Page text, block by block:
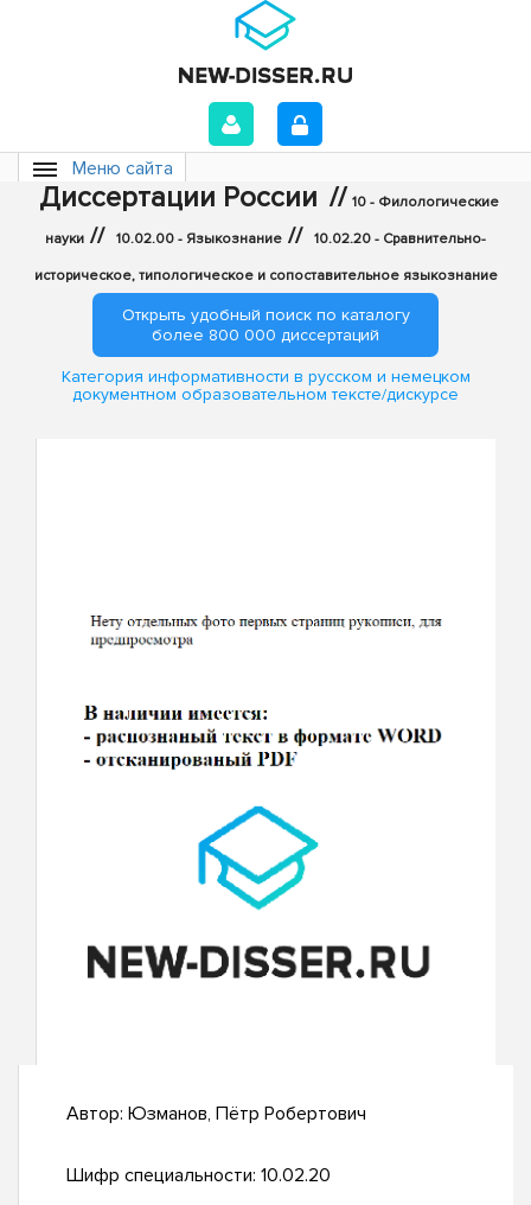
Меню сайта
Диссертации России // 10 - Филологические
науки // 10.02.00 - Языкознание // 10.02.20 - Сравнительно-
историческое, типологическое и сопоставительное языкознание
Открыть удобный поиск по каталогу
более 800 000 диссертаций
Категория информативности в русском и немецком
документном образовательном тексте/дискурсе
Автор: Юзманов, Пётр Робертович
Шифр специальности: 10.02.20